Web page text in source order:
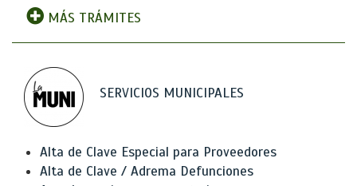
MÁS TRÁMITES
SERVICIOS MUNICIPALES
Alta de Clave Especial para Proveedores
Alta de Clave / Adrema Defunciones